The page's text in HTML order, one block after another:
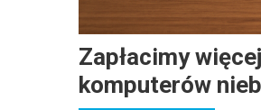
Zapłacimy
komputerów